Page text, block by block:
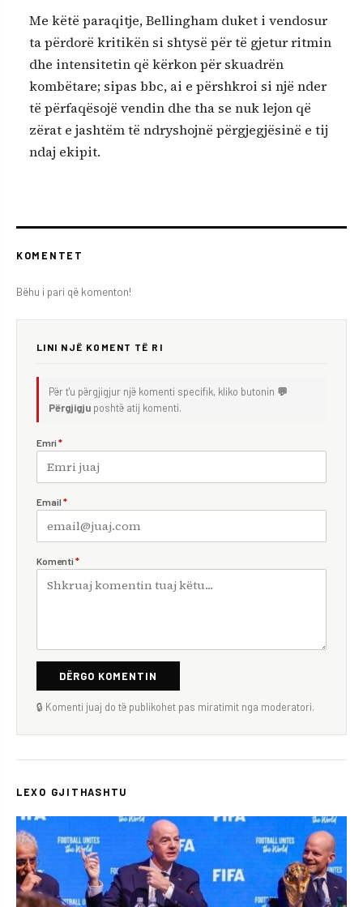
Me këtë paraqitje, Bellingham duket i vendosur
ta përdorë kritikën si shtysë për të gjetur ritmin
dhe intensitetin që kërkon për skuadrën
kombëtare; sipas bbc, ai e përshkroi si një nder
të përfaqësojë vendin dhe tha se nuk lejon që
zërat e jashtëm të ndryshojnë përgjegjësinë e tij
ndaj ekipit.
KOMENTET
Bëhu i pari që komenton!
LINI NJË KOMENT TË RI
Për t'u përgjigjur një komenti specifik, kliko butonin 💬
Përgjigju poshtë atij komenti.
Emri *
Email *
Komenti *
DËRGO KOMENTIN
🔒 Komenti juaj do të publikohet pas miratimit nga moderatori.
LEXO GJITHASHTU